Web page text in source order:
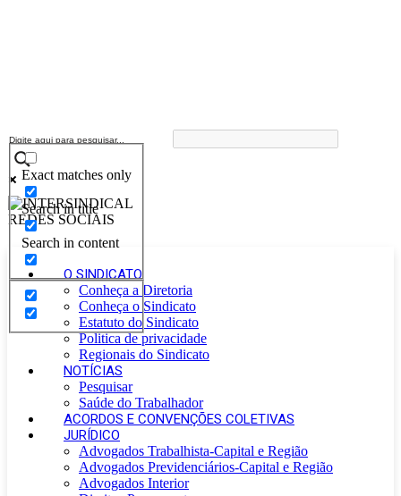
Exact matches only
Search in title
Search in content
O SINDICATO
Conheça a Diretoria
Conheça o Sindicato
Estatuto do Sindicato
Politica de privacidade
Regionais do Sindicato
NOTÍCIAS
Pesquisar
Saúde do Trabalhador
ACORDOS E CONVENÇÕES COLETIVAS
JURÍDICO
Advogados Trabalhista-Capital e Região
Advogados Previdenciários-Capital e Região
Advogados Interior